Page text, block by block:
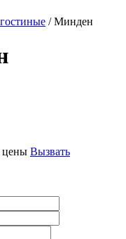
/ Минден
цены Вызвать